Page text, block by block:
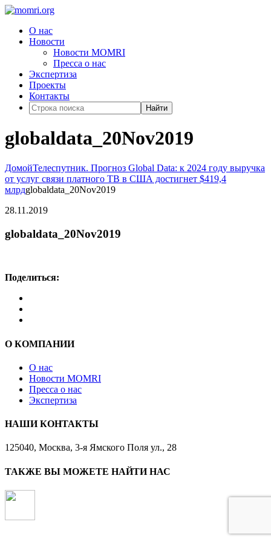
О нас
Новости
Новости MOMRI
Пресса о нас
Экспертиза
Проекты
Контакты
Найти
globaldata_20Nov2019
ДомойТелеспутник. Прогноз Global Data: к 2024 году выручка
от услуг связи платного ТВ в США достигнет $419,4
млрдglobaldata_20Nov2019
28.11.2019
globaldata_20Nov2019
Поделиться:
О КОМПАНИИ
О нас
Новости MOMRI
Пресса о нас
Экспертиза
НАШИ КОНТАКТЫ
125040, Москва, 3-я Ямского Поля ул., 28
ТАКЖЕ ВЫ МОЖЕТЕ НАЙТИ НАС